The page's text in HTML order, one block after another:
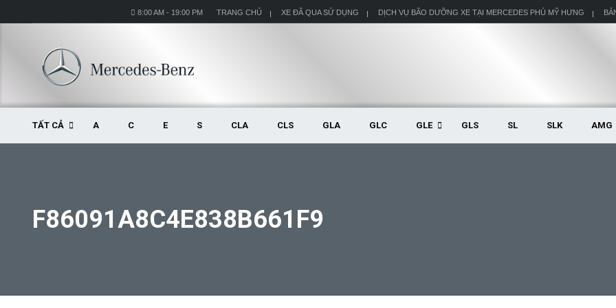
TRANG CHỦ XE ĐÃ QUA SỬ DỤNG DỊCH VỤ BÃO DƯỠNG XE TẠI MERCEDES PHÚ MỸ HƯNG
8:00 AM - 19:00 PM
TẤT CẢ A C E S CLA CLS GLA GLC GLE GLS SL SLK AMG
F86091A8C4E838B661F9